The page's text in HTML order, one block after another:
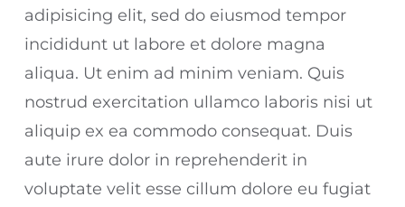
adipisicing elit, sed do eiusmod tempor
incididunt ut labore et dolore magna
aliqua. Ut enim ad minim veniam. Quis
nostrud exercitation ullamco laboris nisi ut
aliquip ex ea commodo consequat. Duis
aute irure dolor in reprehenderit in
voluptate velit esse cillum dolore eu fugiat